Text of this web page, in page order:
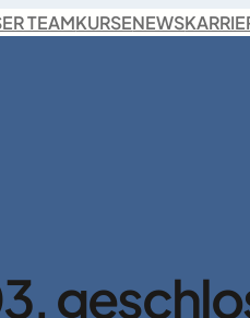
TEAMKURSENEWS